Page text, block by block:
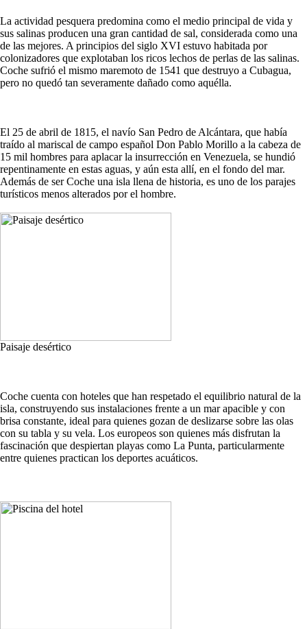
La actividad pesquera predomina como el medio principal de vida y
sus salinas producen una gran cantidad de sal, considerada como una
de las mejores. A principios del siglo XVI estuvo habitada por
colonizadores que explotaban los ricos lechos de perlas de las salinas.
Coche sufrió el mismo maremoto de 1541 que destruyo a Cubagua,
pero no quedó tan severamente dañado como aquélla.
El 25 de abril de 1815, el navío San Pedro de Alcántara, que había
traído al mariscal de campo español Don Pablo Morillo a la cabeza de
15 mil hombres para aplacar la insurrección en Venezuela, se hundió
repentinamente en estas aguas, y aún esta allí, en el fondo del mar.
Además de ser Coche una isla llena de historia, es uno de los parajes
turísticos menos alterados por el hombre.
Paisaje desértico
Coche cuenta con hoteles que han respetado el equilibrio natural de la
isla, construyendo sus instalaciones frente a un mar apacible y con
brisa constante, ideal para quienes gozan de deslizarse sobre las olas
con su tabla y su vela. Los europeos son quienes más disfrutan la
fascinación que despiertan playas como La Punta, particularmente
entre quienes practican los deportes acuáticos.